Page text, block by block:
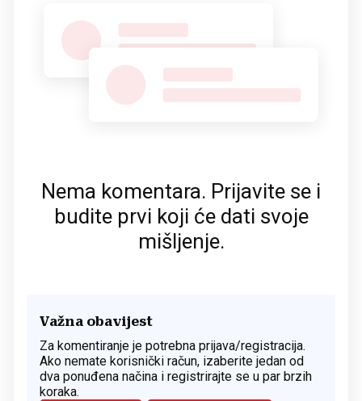
Nema komentara. Prijavite se i
budite prvi koji će dati svoje
mišljenje.
Važna obavijest
Za komentiranje je potrebna prijava/registracija.
Ako nemate korisnički račun, izaberite jedan od
dva ponuđena načina i registrirajte se u par brzih
koraka.